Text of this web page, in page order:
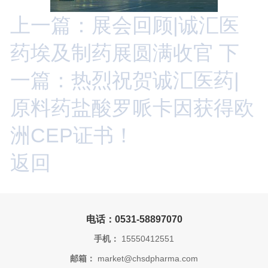
上一篇：展会回顾|诚汇医
药埃及制药展圆满收官 下
一篇：热烈祝贺诚汇医药|
原料药盐酸罗哌卡因获得欧
洲CEP证书！
返回
电话：0531-58897070
手机： 15550412551
邮箱： market@chsdpharma.com